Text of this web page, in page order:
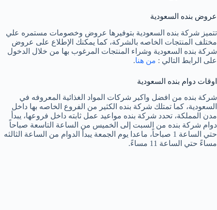
عروض بنده السعودية
تتميز شركة بنده السعودية بتوفيرها عروض وخصومات مستمره علي
مختلف المنتجات الخاصه بالشركة، كما يمكنك الإطلاع على عروض
شركة بنده السعودية وشراء المنتجات المرغوب بها من خلال الدخول
على الرابط التالي : من هنا.
اوقات دوام بنده السعودية
شركة بنده من افضل واكبر شركات المواد الغذائية المعروفه في
السعودية، كما تمتلك شركة بنده الكثير من الفروع الخاصه بها داخل
مدن المملكة، تحدد شركة بنده مواعيد عمل ثابته داخل فروعها، يبدأ
دوام شركة بنده من السبت إلى الخميس من الساعة التاسعة صباحاً
حتي الساعة 1 صباحاً، ماعدا يوم الجمعة يبدأ الدوام من الساعة الثالثه
مساءً حتي الساعة 11 مساءً.